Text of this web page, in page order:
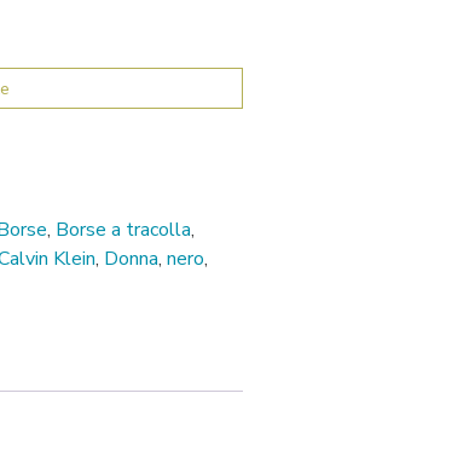
, Borse a tracolla,
Klein, Donna,nero,